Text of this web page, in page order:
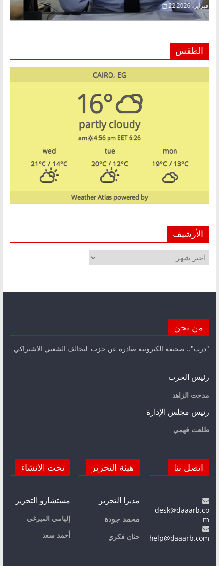
22 فبراير، 2026
الطقس
CAIRO, EG
16°
partly cloudy
6:26 am
4:56 pm EET
mon
tue
wed
19°C/ 13°C
20°C / 12°C
21°C / 14°C
powered by
Weather Atlas
الأرشيف
الأرشيف
من نحن
"درب".. صحيفة الكترونية صادرة عن حزب التحالف الشعبي الاشتراكي
رئيس الحزب
مدحت الزاهد
رئيس مجلس الإدارة
طلعت فهمي
اتصل بنا
desk@daaarb.co
m
help@daaarb.com
هيئة التحرير
مديرا التحرير
محمد جودة
حنان فكري
تحت الانشاء
مستشارو التحرير
إلهامي الميرغي
أحمد سعد